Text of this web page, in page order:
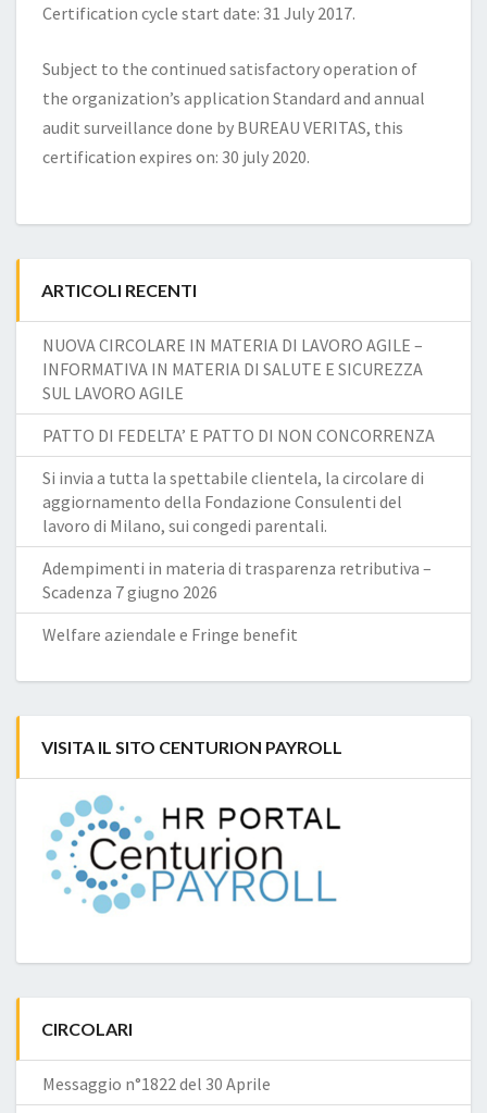
Certification cycle start date: 31 July 2017.
Subject to the continued satisfactory operation of
the organization’s application Standard and annual
audit surveillance done by BUREAU VERITAS, this
certification expires on: 30 july 2020.
ARTICOLI RECENTI
NUOVA CIRCOLARE IN MATERIA DI LAVORO AGILE –
INFORMATIVA IN MATERIA DI SALUTE E SICUREZZA
SUL LAVORO AGILE
PATTO DI FEDELTA’ E PATTO DI NON CONCORRENZA
Si invia a tutta la spettabile clientela, la circolare di
aggiornamento della Fondazione Consulenti del
lavoro di Milano, sui congedi parentali.
Adempimenti in materia di trasparenza retributiva –
Scadenza 7 giugno 2026
Welfare aziendale e Fringe benefit
VISITA IL SITO CENTURION PAYROLL
CIRCOLARI
Messaggio n°1822 del 30 Aprile